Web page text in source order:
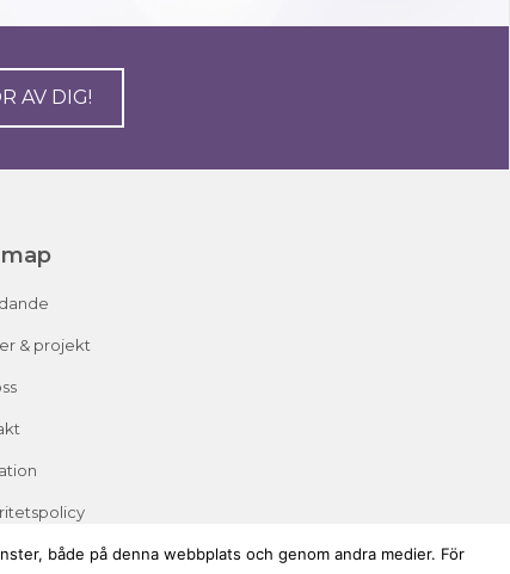
AV DIG!
& projekt
både på denna webbplats och genom andra medier. För